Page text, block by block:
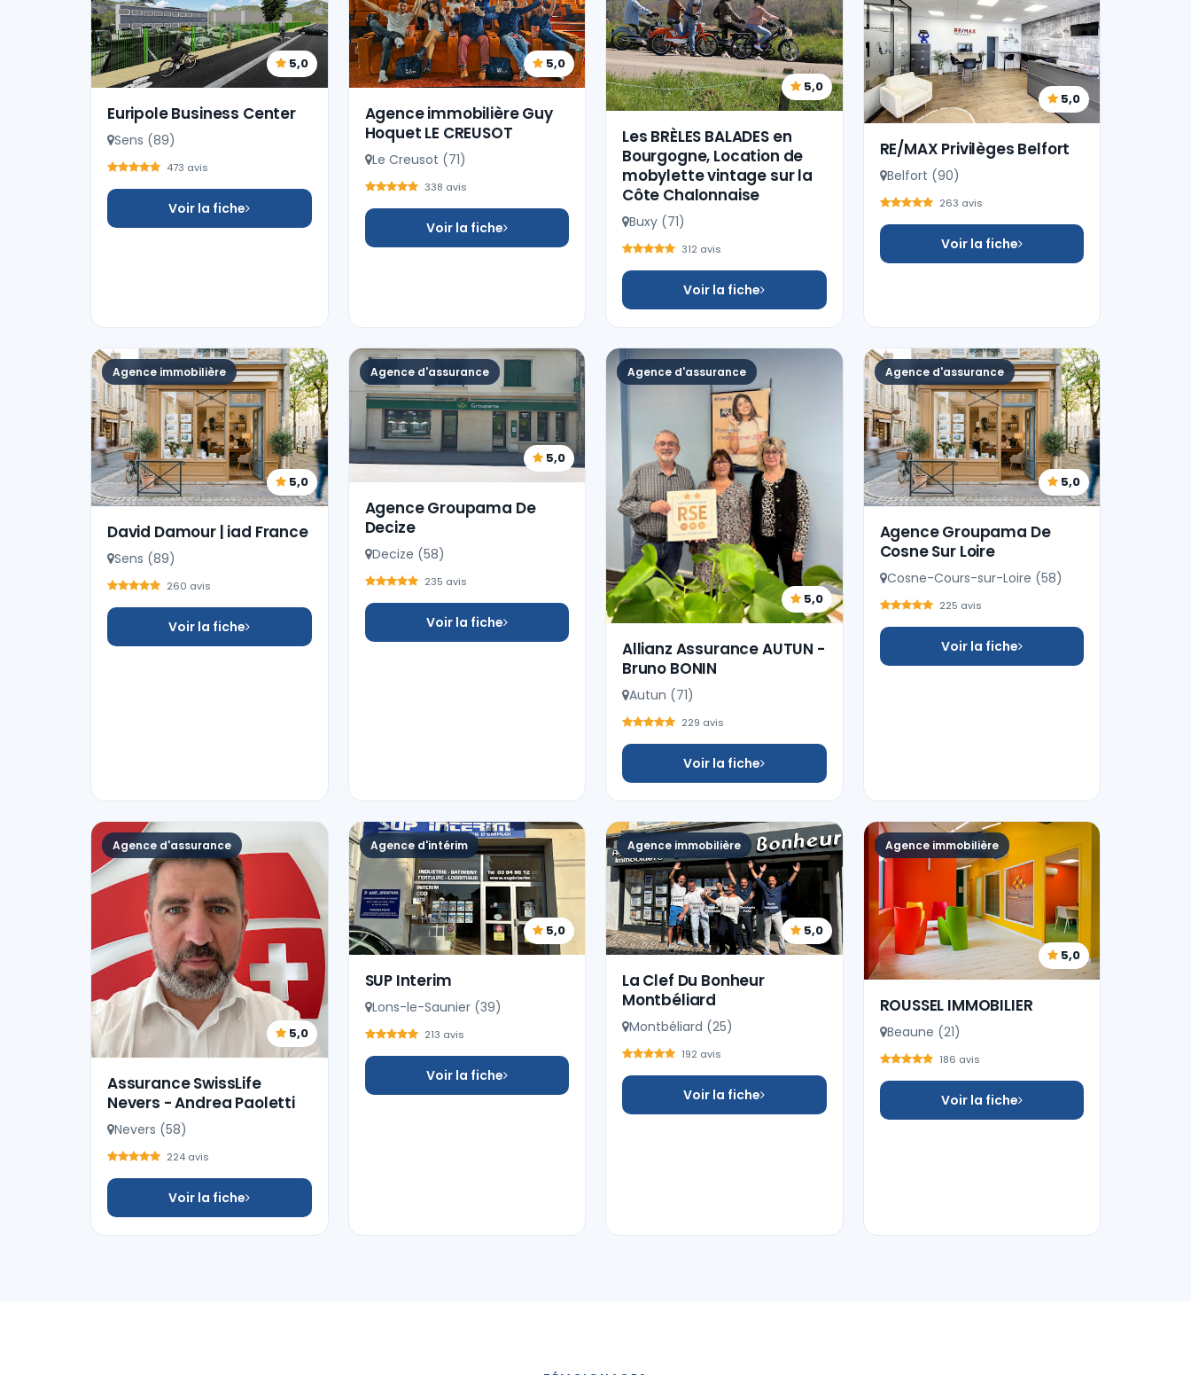
5,0
Euripole Business Center
Sens (89)
473 avis
Voir la fiche
5,0
Agence immobilière Guy
Hoquet LE CREUSOT
Le Creusot (71)
338 avis
Voir la fiche
5,0
Les BRÈLES BALADES en
Bourgogne, Location de
mobylette vintage sur la
Côte Chalonnaise
Buxy (71)
312 avis
Voir la fiche
5,0
RE/MAX Privilèges Belfort
Belfort (90)
263 avis
Voir la fiche
Agence immobilière
5,0
David Damour | iad France
Sens (89)
260 avis
Voir la fiche
Agence d'assurance
5,0
Agence Groupama De
Decize
Decize (58)
235 avis
Voir la fiche
Agence d'assurance
5,0
Allianz Assurance AUTUN -
Bruno BONIN
Autun (71)
229 avis
Voir la fiche
Agence d'assurance
5,0
Agence Groupama De
Cosne Sur Loire
Cosne-Cours-sur-Loire (58)
225 avis
Voir la fiche
Agence d'assurance
5,0
Assurance SwissLife
Nevers - Andrea Paoletti
Nevers (58)
224 avis
Voir la fiche
Agence d'intérim
5,0
SUP Interim
Lons-le-Saunier (39)
213 avis
Voir la fiche
Agence immobilière
5,0
La Clef Du Bonheur
Montbéliard
Montbéliard (25)
192 avis
Voir la fiche
Agence immobilière
5,0
ROUSSEL IMMOBILIER
Beaune (21)
186 avis
Voir la fiche